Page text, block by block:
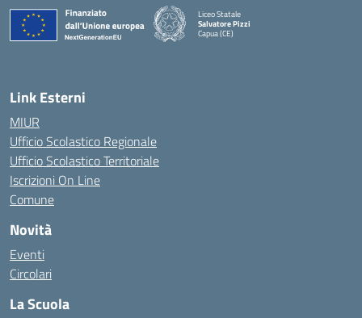
Liceo Statale
Salvatore Pizzi
Capua (CE)
— Visita la pagina iniziale della scuola
Link Esterni
MIUR
Ufficio Scolastico Regionale
Ufficio Scolastico Territoriale
Iscrizioni On Line
Comune
Novità
Eventi
Circolari
La Scuola